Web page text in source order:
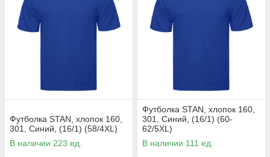
Футболка STAN, хлопок 160,
301, Синий, (16/1) (58/4XL)
В наличии 223 ед.
Футболка STAN, хлопок 160,
301, Синий, (16/1) (60-
62/5XL)
В наличии 111 ед.